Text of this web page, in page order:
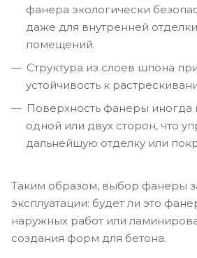
фанера экологически
даже для внутренней
помещений.
Структура из слоев шпона
устойчивость к
Поверхность фанеры иногда
одной или двух сторон, что
дальнейшую отделку или
Таким образом, выбор фанеры
эксплуатации: будет ли это
наружных работ или
создания форм для бетона.